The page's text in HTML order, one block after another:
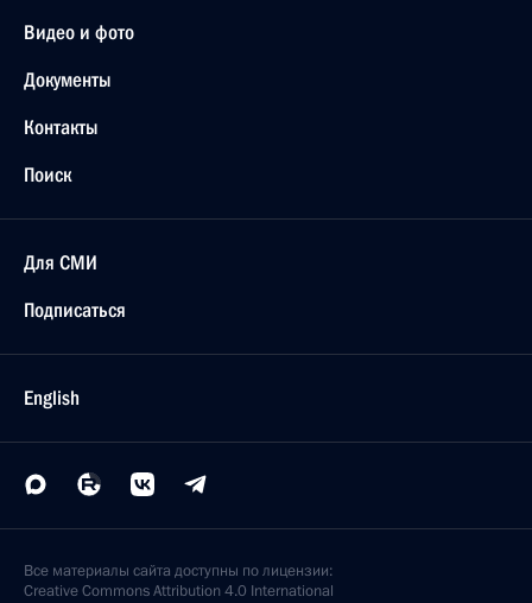
Видео и фото
Документы
Контакты
Поиск
Для СМИ
Подписаться
English
Все материалы сайта доступны по лицензии:
Creative Commons Attribution 4.0 International